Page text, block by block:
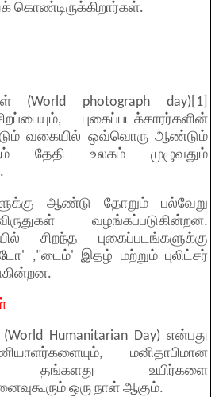
கொண்டிருக்கிறார்கள்.
(World photograph day)[1]
புகைப்படக்காரர்களின்
வகையில் ஒவ்வொரு ஆண்டும்
உலகம் முழுவதும்
ஆண்டு தோறும் பல்வேறு
வழங்கப்படுகின்றன.
சிறந்த புகைப்படங்களுக்கு
,"டைம்' இதழ் மற்றும் புலிட்சர்
Humanitarian Day) என்பது
மனிதாபிமான
தங்களது உயிர்களை
ஒரு நாள் ஆகும்.